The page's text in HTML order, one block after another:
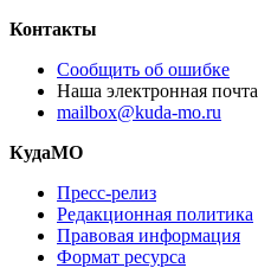
Контакты
Сообщить об ошибке
Наша электронная почта
mailbox@kuda-mo.ru
КудаМО
Пресс-релиз
Редакционная политика
Правовая информация
Формат ресурса